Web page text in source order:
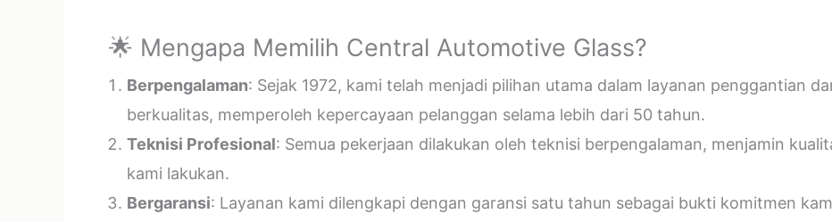
🌟 Mengapa Memilih Central Automotive Glass?
Berpengalaman: Sejak 1972, kami telah menjadi pilihan utama dalam layanan penggantian
berkualitas, memperoleh kepercayaan pelanggan selama lebih dari 50 tahun.
Teknisi Profesional: Semua pekerjaan dilakukan oleh teknisi berpengalaman, menjamin
kami lakukan.
Bergaransi: Layanan kami dilengkapi dengan garansi satu tahun sebagai bukti komitmen